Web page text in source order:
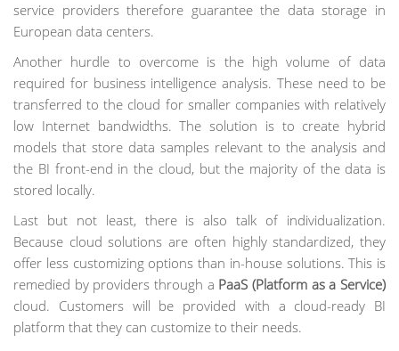
service providers therefore guarantee the data storage in
European data centers.
Another hurdle to overcome is the high volume of data
required for business intelligence analysis. These need to be
transferred to the cloud for smaller companies with relatively
low Internet bandwidths. The solution is to create hybrid
models that store data samples relevant to the analysis and
the BI front-end in the cloud, but the majority of the data is
stored locally.
Last but not least, there is also talk of individualization.
Because cloud solutions are often highly standardized, they
offer less customizing options than in-house solutions. This is
remedied by providers through a PaaS (Platform as a Service)
cloud. Customers will be provided with a cloud-ready BI
platform that they can customize to their needs.